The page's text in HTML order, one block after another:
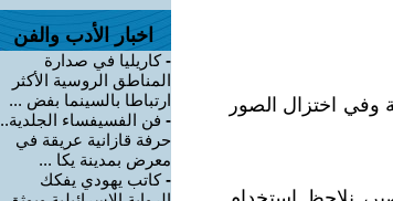
وفي اختزال الصور
اخبار الأدب والفن
-كاريليا في صدارة
المناطق الروسية الأكثر
ارتباطا بالسينما بفض ...
- فن الفسيفساء الجلدية..
حرفة قازانية عريقة في
معرض بمدينة يكا ...
-كاتب يهودي يفكك